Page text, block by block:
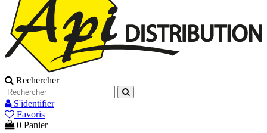
Rechercher
S'identifier
Favoris
0 Panier